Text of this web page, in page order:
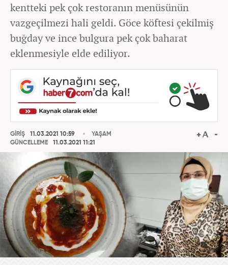
kentteki pek çok restoranın menüsünün
vazgeçilmezi hali geldi. Göce köftesi çekilmiş
buğday ve ince bulgura pek çok baharat
eklenmesiyle elde ediliyor.
GİRİŞ
11.03.2021 10:59
GÜNCELLEME
11.03.2021 11:21
YAŞAM